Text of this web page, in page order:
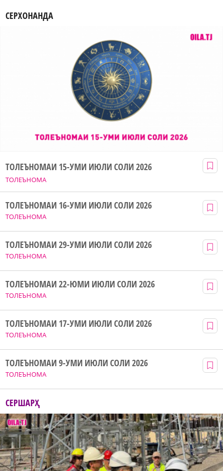
СЕРХОНАНДА
ТОЛЕЪНОМА
ТОЛЕЪНОМАИ 15-УМИ ИЮЛИ СОЛИ 2026
ТОЛЕЪНОМА
ТОЛЕЪНОМАИ 16-УМИ ИЮЛИ СОЛИ 2026
ТОЛЕЪНОМА
ТОЛЕЪНОМАИ 29-УМИ ИЮЛИ СОЛИ 2026
ТОЛЕЪНОМА
ТОЛЕЪНОМАИ 22-ЮМИ ИЮЛИ СОЛИ 2026
ТОЛЕЪНОМА
ТОЛЕЪНОМАИ 17-УМИ ИЮЛИ СОЛИ 2026
ТОЛЕЪНОМА
ТОЛЕЪНОМАИ 9-УМИ ИЮЛИ СОЛИ 2026
СЕРШАРҲ